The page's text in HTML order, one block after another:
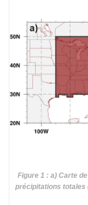
Figure 1 : a) Carte
précipitations totales